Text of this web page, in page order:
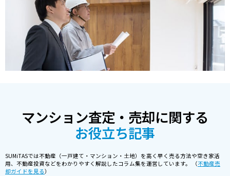
マンション査定・売却に関する
お役立ち記事
SUMiTASでは不動産（一戸建て・マンション・土地）を高く早く売る方法や空き家活
用、不動産投資などをわかりやすく解説したコラム集を運営しています。 （不動産売
却ガイドを見る）